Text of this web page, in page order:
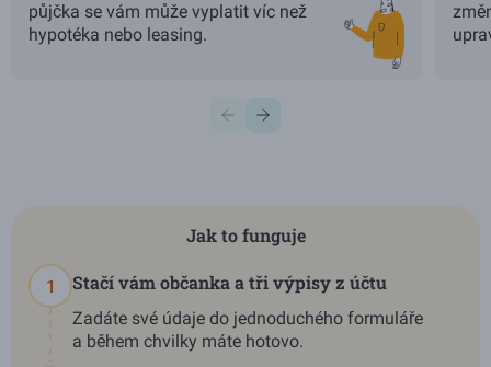
půjčka se vám může vyplatit víc než
hypotéka nebo leasing.
Jak to funguje
1 Stačí vám občanka a tři výpisy z účtu
Zadáte své údaje do jednoduchého formuláře
a během chvilky máte hotovo.